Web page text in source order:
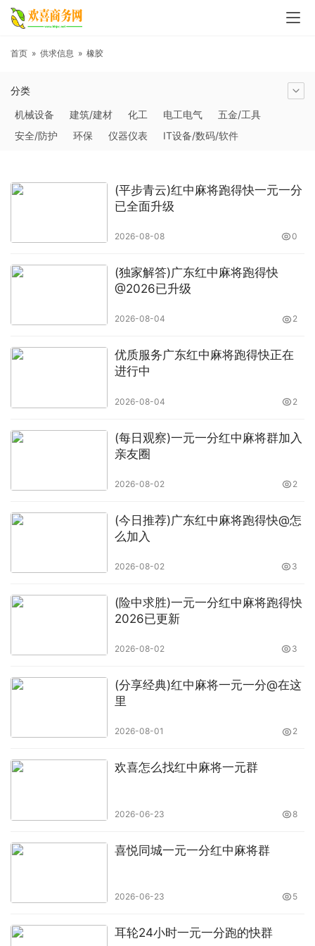
首页 » 供求信息 » 橡胶
分类
机械设备
建筑/建材 化工 电工电气
五金/工具
安全/防护
环保 仪器仪表
IT设备/数码/软件
汽摩及配件
日用百货 能源 加工 照明
通信产品
工艺品/礼品
纺织/皮革 办公/文教 其他未分类
(平步青云)红中麻将跑得快一元一分
已全面升级
2026-08-08 0
(独家解答)广东红中麻将跑得快
@2026已升级
2026-08-04 2
优质服务广东红中麻将跑得快正在
进行中
2026-08-04 2
(每日观察)一元一分红中麻将群加入
亲友圈
2026-08-02 2
(今日推荐)广东红中麻将跑得快@怎
么加入
2026-08-02 3
(险中求胜)一元一分红中麻将跑得快
2026已更新
2026-08-02 3
(分享经典)红中麻将一元一分@在这
里
2026-08-01 2
欢喜怎么找红中麻将一元群
2026-06-23 8
喜悦同城一元一分红中麻将群
2026-06-23 5
耳轮24小时一元一分跑的快群